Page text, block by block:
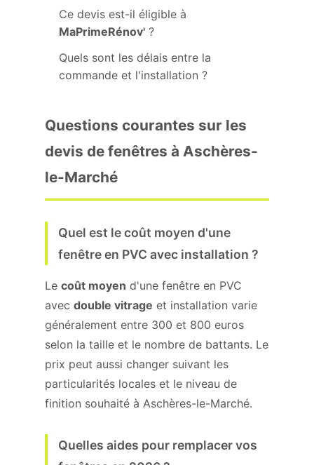
Ce devis est-il éligible à
MaPrimeRénov' ?
Quels sont les délais entre la
commande et l'installation ?
Questions courantes sur les
devis de fenêtres à Aschères-
le-Marché
Quel est le coût moyen d'une
fenêtre en PVC avec installation ?
Le coût moyen d'une fenêtre en PVC
avec double vitrage et installation varie
généralement entre 300 et 800 euros
selon la taille et le nombre de battants. Le
prix peut aussi changer suivant les
particularités locales et le niveau de
finition souhaité à Aschères-le-Marché.
Quelles aides pour remplacer vos